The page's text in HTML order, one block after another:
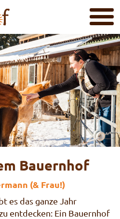
Bauernhof
(& Frau!)
es das ganze Jahr
entdecken: Ein Bauernhof